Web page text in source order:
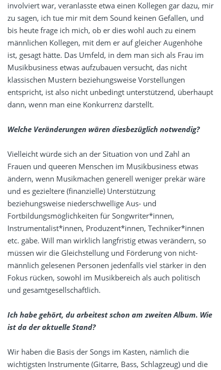
involviert war, veranlasste etwa einen Kollegen gar dazu, mir
zu sagen, ich tue mir mit dem Sound keinen Gefallen, und
bis heute frage ich mich, ob er dies wohl auch zu einem
männlichen Kollegen, mit dem er auf gleicher Augenhöhe
ist, gesagt hätte. Das Umfeld, in dem man sich als Frau im
Musikbusiness etwas aufzubauen versucht, das nicht
klassischen Mustern beziehungsweise Vorstellungen
entspricht, ist also nicht unbedingt unterstützend, überhaupt
dann, wenn man eine Konkurrenz darstellt.
Welche Veränderungen wären diesbezüglich notwendig?
Vielleicht würde sich an der Situation von und Zahl an
Frauen und queeren Menschen im Musikbusiness etwas
ändern, wenn Musikmachen generell weniger prekär wäre
und es gezieltere (finanzielle) Unterstützung
beziehungsweise niederschwellige Aus- und
Fortbildungsmöglichkeiten für Songwriter*innen,
Instrumentalist*innen, Produzent*innen, Techniker*innen
etc. gäbe. Will man wirklich langfristig etwas verändern, so
müssen wir die Gleichstellung und Förderung von nicht-
männlich gelesenen Personen jedenfalls viel stärker in den
Fokus rücken, sowohl im Musikbereich als auch politisch
und gesamtgesellschaftlich.
Ich habe gehört, du arbeitest schon am zweiten Album. Wie
ist da der aktuelle Stand?
Wir haben die Basis der Songs im Kasten, nämlich die
wichtigsten Instrumente (Gitarre, Bass, Schlagzeug) und die